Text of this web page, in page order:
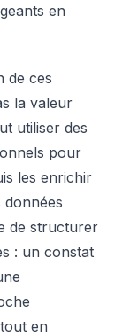
en
de ces
la valeur
utiliser des
pour
les enrichir
données
de structurer
: un constat
en